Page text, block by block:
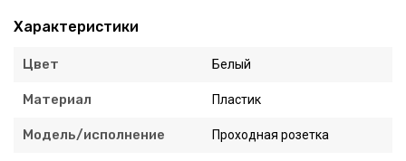
Характеристики
Цвет Белый
Материал Пластик
Модель/исполнение Проходная розетка